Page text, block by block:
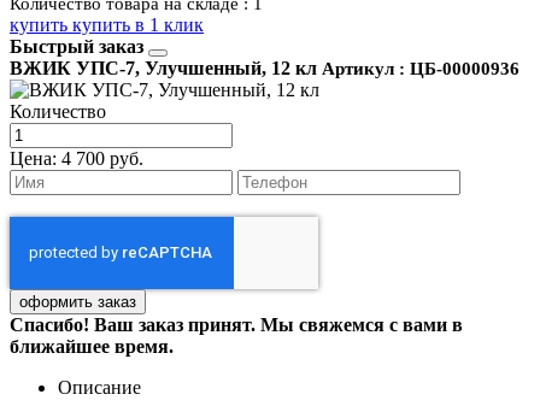
купить купить в 1 клик
Быстрый заказ
ВЖИК УПС-7, Улучшенный, 12 кл Артикул : ЦБ-00000936
Количество
Цена: 4 700 руб.
Спасибо! Ваш заказ принят. Мы свяжемся с вами в
ближайшее время.
Описание